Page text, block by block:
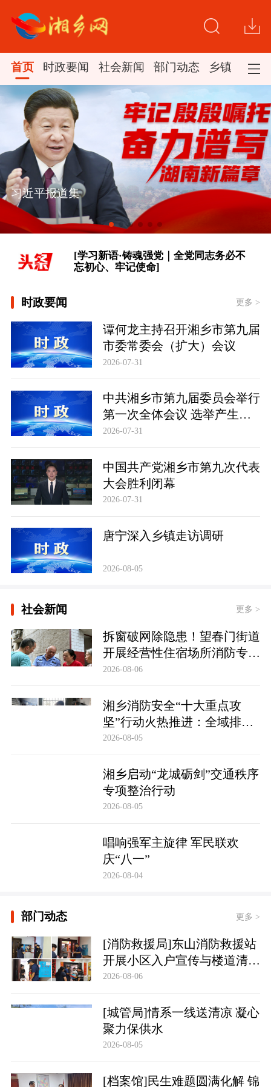
首页 时政要闻 社会新闻 部门动态 乡镇新闻
习近平报道集
[看图学习·人民之心丨读懂“怎样创造业
绩”的实干路径]
时政新闻眼丨如何把百年大党建设得更
加坚强有力？总书记这样部署
[学习新语·铸魂强党｜全党同志务必不
忘初心、牢记使命]
时政新闻眼丨如何把百年大党建设得更
加坚强有力？总书记这样部署
时政要闻 更多 >
谭何龙主持召开湘乡市第九届
市委常委会（扩大）会议
2026-07-31
中共湘乡市第九届委员会举行
第一次全体会议 选举产生新
一届市委常委班子
2026-07-31
中国共产党湘乡市第九次代表
大会胜利闭幕
2026-07-31
唐宁深入乡镇走访调研
2026-08-05
社会新闻 更多 >
拆窗破网除隐患！望春门街道
开展经营性住宿场所消防专项
整治
2026-08-06
湘乡消防安全“十大重点攻
坚”行动火热推进：全域排查
除隐患 数字赋能保平安
2026-08-05
湘乡启动“龙城砺剑”交通秩序
专项整治行动
2026-08-05
唱响强军主旋律 军民联欢
庆“八一”
2026-08-04
部门动态 更多 >
[消防救援局]东山消防救援站
开展小区入户宣传与楼道清理
行动
2026-08-06
[城管局]情系一线送清凉 凝心
聚力保供水
2026-08-05
[档案馆]民生难题圆满化解 锦